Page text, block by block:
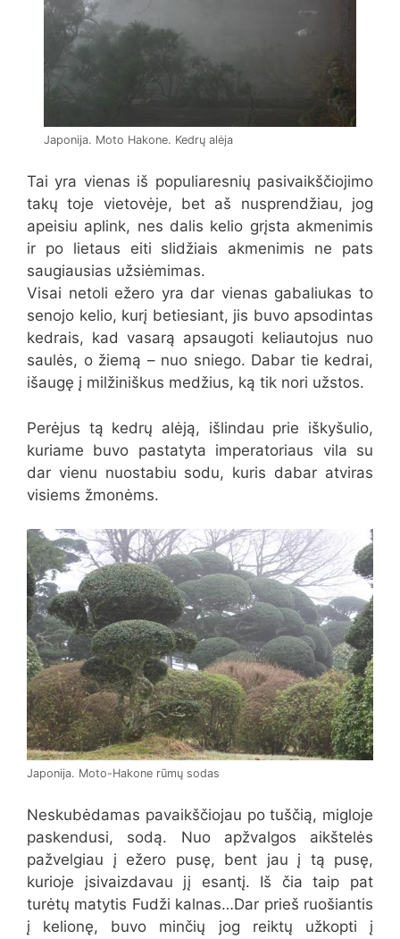
Japonija. Moto Hakone. Kedrų alėja
Tai yra vienas iš populiaresnių pasivaikščiojimo
takų toje vietovėje, bet aš nusprendžiau, jog
apeisiu aplink, nes dalis kelio grįsta akmenimis
ir po lietaus eiti slidžiais akmenimis ne pats
saugiausias užsiėmimas.
Visai netoli ežero yra dar vienas gabaliukas to
senojo kelio, kurį betiesiant, jis buvo apsodintas
kedrais, kad vasarą apsaugoti keliautojus nuo
saulės, o žiemą – nuo sniego. Dabar tie kedrai,
išaugę į milžiniškus medžius, ką tik nori užstos.
Perėjus tą kedrų alėją, išlindau prie iškyšulio,
kuriame buvo pastatyta imperatoriaus vila su
dar vienu nuostabiu sodu, kuris dabar atviras
visiems žmonėms.
Japonija. Moto-Hakone rūmų sodas
Neskubėdamas pavaikščiojau po tuščią, migloje
paskendusi, sodą. Nuo apžvalgos aikštelės
pažvelgiau į ežero pusę, bent jau į tą pusę,
kurioje įsivaizdavau jį esantį. Iš čia taip pat
turėtų matytis Fudži kalnas…Dar prieš ruošiantis
į kelionę, buvo minčių jog reiktų užkopti į